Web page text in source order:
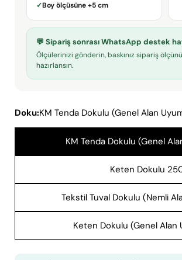
✓Boy ölçüsüne+5 cm
💬 Sipariş sonrası WhatsApp destek
Ölçülerinizi gönderin, baskınız sipariş
hazırlansın.
Doku:KM Tenda Dokulu (Genel Alan
KM Tenda Dokulu (Genel
Keten Dokulu
Tekstil Tuval Dokulu (Nemli
Keten Dokulu (Genel Alan
Paylaş
Facebook'ta
Paylaş
X'te
paylaş
Pinterest'teki
Pin
Mesajın
* işaretli alanların doldurulması